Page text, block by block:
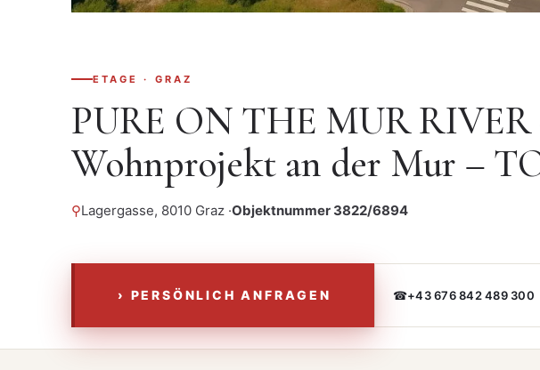
ETAGE · GRAZ
PURE ON THE MUR RIVER
Wohnprojekt an der Mur –
⚲Lagergasse, 8010 Graz ·Objektnummer 3822/6894
› PERSÖNLICH ANFRAGEN ☎+43 676 842 489 300